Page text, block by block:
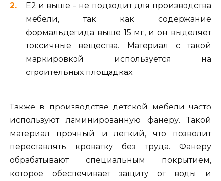
Е2 и выше – не подходит для производства
мебели, так как содержание
формальдегида выше 15 мг, и он выделяет
токсичные вещества. Материал с такой
маркировкой используется на
строительных площадках.
Также в производстве детской мебели часто
используют ламинированную фанеру. Такой
материал прочный и легкий, что позволит
переставлять кроватку без труда. Фанеру
обрабатывают специальным покрытием,
которое обеспечивает защиту от воды и